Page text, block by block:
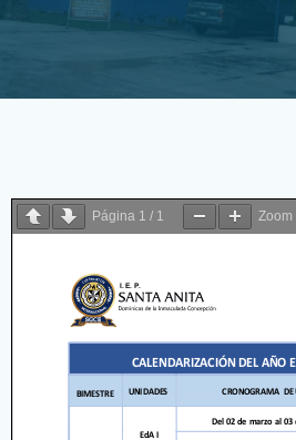
Página 1 / 1 Zoom